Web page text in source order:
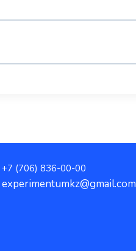
+7 (706) 836-00-00
experimentumkz@gmail.com